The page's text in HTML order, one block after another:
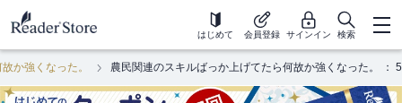
はじめて 会員登録 サインイン 検索
か強くなった。 農民関連のスキルばっか上げてたら何故か強くなった。 ： 5